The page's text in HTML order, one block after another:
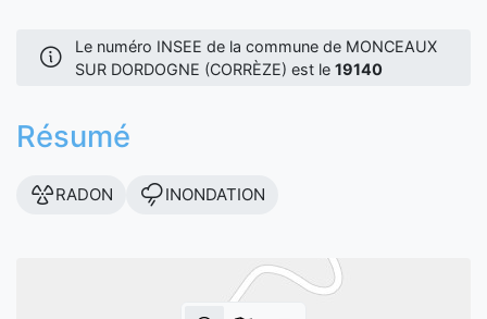
Le numéro INSEE de la commune de MONCEAUX
SUR DORDOGNE (CORRÈZE) est le 19140
Résumé
RADON INONDATION